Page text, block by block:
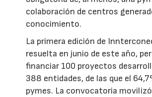
colaboración de centros
conocimiento.
La primera edición de
resuelta en junio de este año,
financiar 100 proyectos
388 entidades, de las que el
pymes. La convocatoria